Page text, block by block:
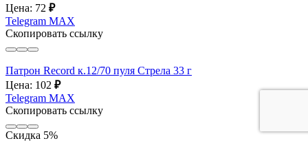
Цена: 72 ₽
Telegram MAX
Скопировать ссылку
Патрон Record к.12/70 пуля Стрела 33 г
Цена: 102 ₽
Telegram MAX
Скопировать ссылку
Скидка 5%